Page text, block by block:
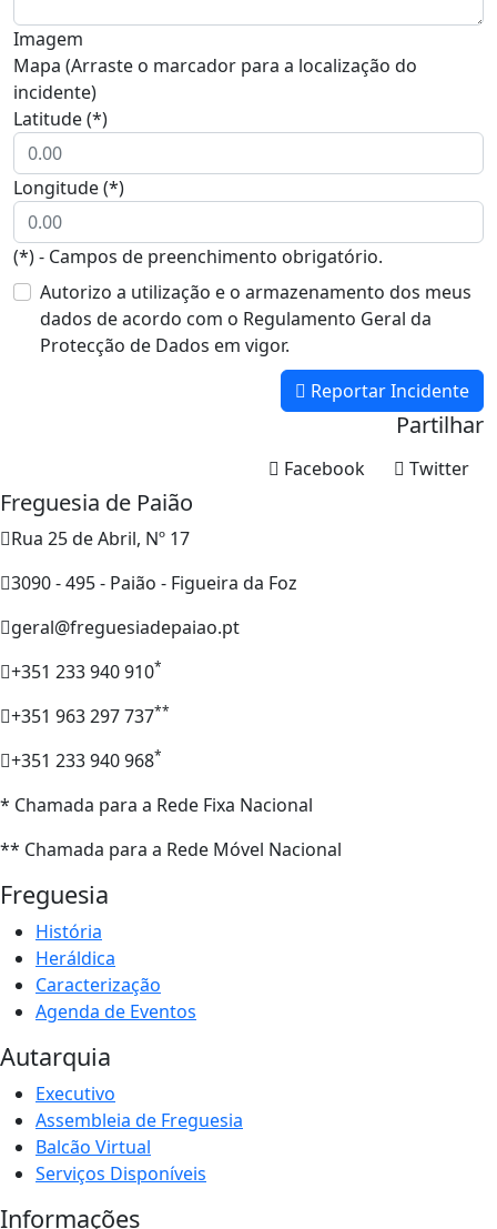
Imagem
Mapa (Arraste o marcador para a localização do
incidente)
Latitude (*)
Longitude (*)
(*) - Campos de preenchimento obrigatório.
Autorizo a utilização e o armazenamento dos meus
dados de acordo com o Regulamento Geral da
Protecção de Dados em vigor.
Reportar Incidente
Partilhar
Twitter
Facebook
Freguesia de Paião
Rua 25 de Abril, Nº 17
3090 - 495 - Paião - Figueira da Foz
geral@freguesiadepaiao.pt
+351 233 940 910*
+351 963 297 737**
+351 233 940 968*
* Chamada para a Rede Fixa Nacional
** Chamada para a Rede Móvel Nacional
Freguesia
História
Heráldica
Caracterização
Agenda de Eventos
Autarquia
Executivo
Assembleia de Freguesia
Balcão Virtual
Serviços Disponíveis
Informações